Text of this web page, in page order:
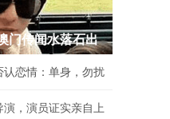
门传闻水落石出
恋情：单身，勿扰
演，演员证实亲自上